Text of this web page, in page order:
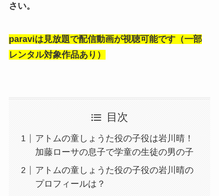
さい。
paraviは見放題で配信動画が視聴可能です（一部
レンタル対象作品あり）
目次
アトムの童しょうた役の子役は岩川晴！
加藤ローサの息子で学童の生徒の男の子
アトムの童しょうた役の子役の岩川晴の
プロフィールは？